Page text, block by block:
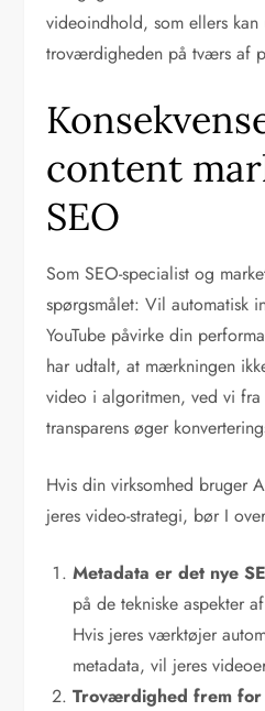
videoindhold, som ellers kan
troværdigheden på tværs af
content
SEO
Som SEO-specialist og
spørgsmålet: Vil automatisk
YouTube påvirke din
har udtalt, at mærkningen
video i algoritmen, ved vi
transparens øger
Hvis din virksomhed bruger
jeres video-strategi, bør I
Metadata er det nye
på de tekniske aspekter
Hvis jeres værktøjer
metadata, vil jeres
Troværdighed frem for